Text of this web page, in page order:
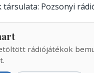
Pozsonyi
rádiójátékok